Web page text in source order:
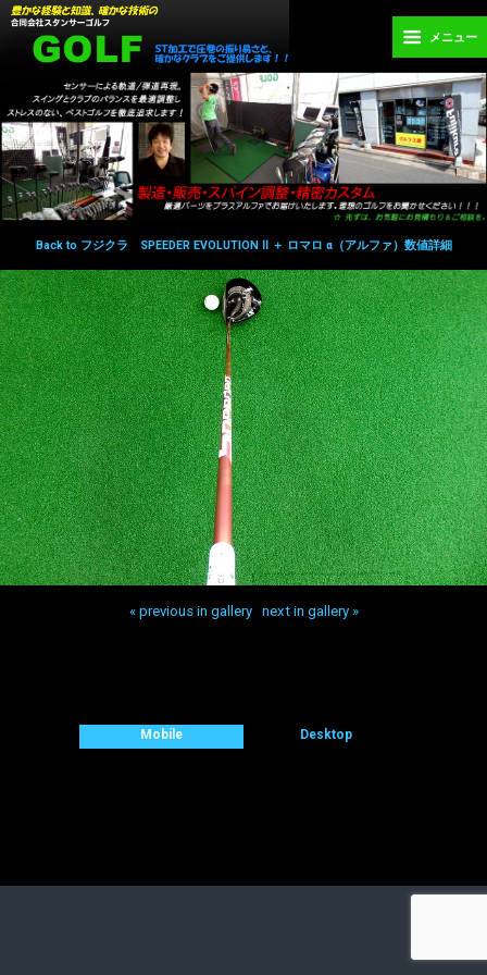
メニュー
Back to フジクラ SPEEDER EVOLUTION Ⅱ ＋ ロマロ α（アルファ）数値詳細
« previous in gallery next in gallery »
Mobile Desktop